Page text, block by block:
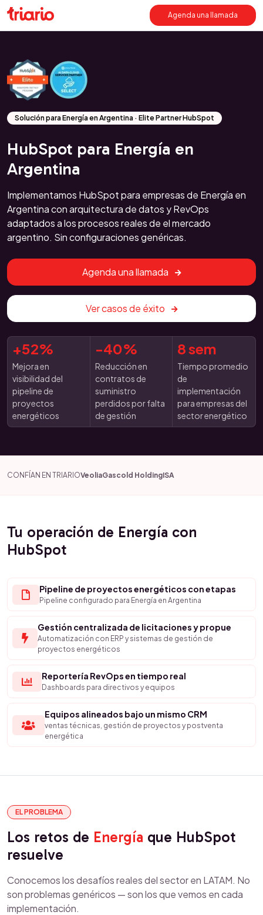
Agenda una llamada
Solución para Energía en Argentina · Elite Partner HubSpot
HubSpot para Energía en
Argentina
Implementamos HubSpot para empresas de Energía en
Argentina con arquitectura de datos y RevOps
adaptados a los procesos reales de el mercado
argentino. Sin configuraciones genéricas.
Agenda una llamada
Ver casos de éxito
+52%
Mejora en
visibilidad del
pipeline de
proyectos
energéticos
-40%
Reducción en
contratos de
suministro
perdidos por falta
de gestión
8 sem
Tiempo promedio
de
implementación
para empresas del
sector energético
CONFÍAN EN TRIARIOVeoliaGascold HoldingISA
Tu operación de Energía con
HubSpot
Pipeline de proyectos energéticos con etapas
Pipeline configurado para Energía en Argentina
Gestión centralizada de licitaciones y propue
Automatización con ERP y sistemas de gestión de
proyectos energéticos
Reportería RevOps en tiempo real
Dashboards para directivos y equipos
Equipos alineados bajo un mismo CRM
ventas técnicas, gestión de proyectos y postventa
energética
EL PROBLEMA
Los retos de Energía que HubSpot
resuelve
Conocemos los desafíos reales del sector en LATAM. No
son problemas genéricos — son los que vemos en cada
implementación.